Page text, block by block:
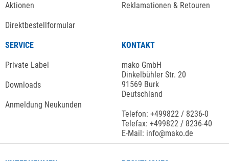
Aktionen
Direktbestellformular
Reklamationen & Retouren
SERVICE
Private Label
Downloads
Anmeldung Neukunden
KONTAKT
mako GmbH
Dinkelbühler Str. 20
91569 Burk
Deutschland
Telefon: +499822 / 8236-0
Telefax: +499822 / 8236-40
E-Mail: info@mako.de